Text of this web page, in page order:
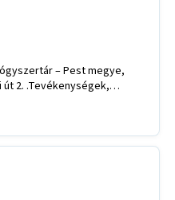
– Pest megye,
út 2. .Tevékenységek,